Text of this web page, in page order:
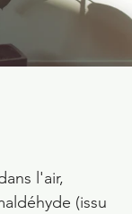
l'air,
(issu